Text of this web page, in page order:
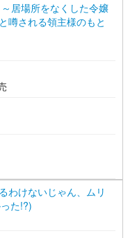
居場所をなくした令嬢
噂される領主様のもと
わけないじゃん、ムリ
た!?)